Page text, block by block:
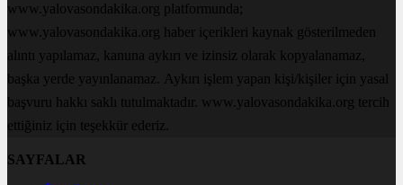
www.yalovasondakika.org platformunda;
www.yalovasondakika.org haber içerikleri kaynak gösterilmeden
alıntı yapılamaz, kanuna aykırı ve izinsiz olarak kopyalanamaz,
başka yerde yayınlanamaz. Aykırı işlem yapan kişi/kişiler için yasal
başvuru hakkı saklı tutulmaktadır. www.yalovasondakika.org tercih
ettiğiniz için teşekkür ederiz.
SAYFALAR